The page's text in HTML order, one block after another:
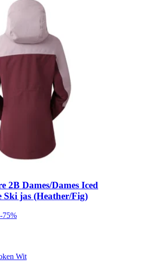
2B Dames/Dames Iced
Ski jas (Heather/Fig)
-75%
Wit